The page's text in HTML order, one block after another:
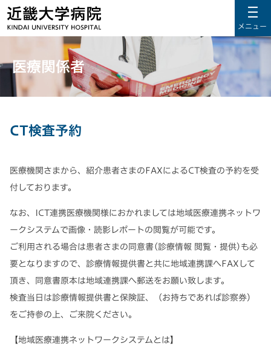
メニュー
医療関係者
CT検査予約
医療機関さまから、紹介患者さまのFAXによるCT検査の予約を受
付しております。
なお、ICT連携医療機関様におかれましては地域医療連携ネットワ
ークシステムで画像・読影レポートの閲覧が可能です。
ご利用される場合は患者さまの同意書(診療情報 閲覧・提供)も必
要となりますので、診療情報提供書と共に地域連携課へFAXして
頂き、同意書原本は地域連携課へ郵送をお願い致します。
検査当日は診療情報提供書と保険証、（お持ちであれば診察券）
をご持参の上、ご来院ください。
【地域医療連携ネットワークシステムとは】